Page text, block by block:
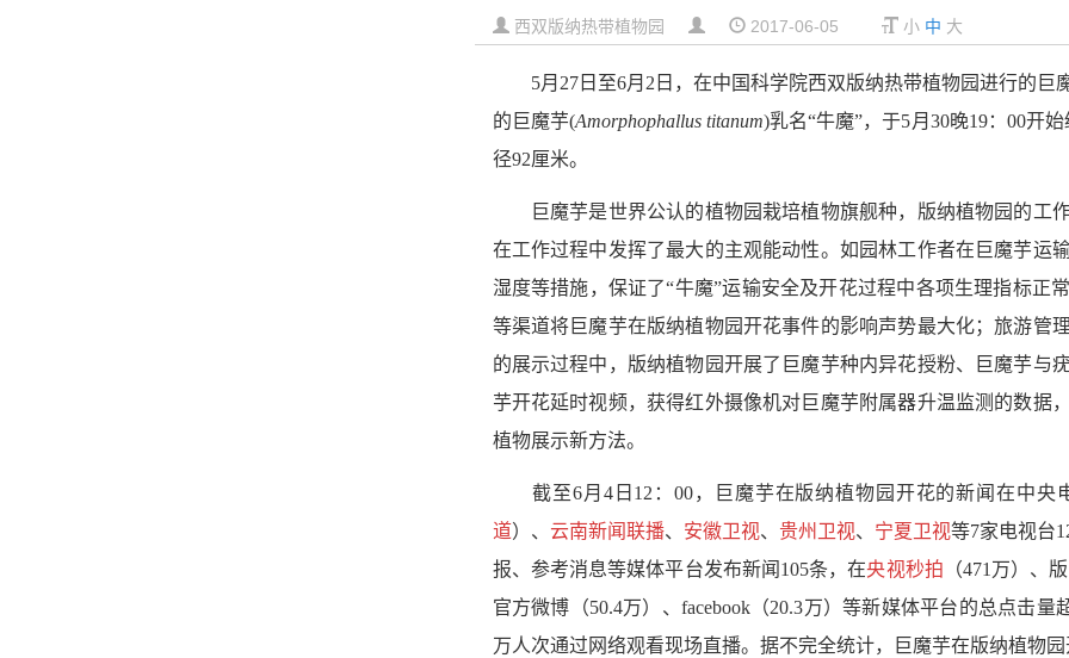
西双版纳热带植物园 2017-06-05 小 中 大
5月 27日至6月 2 日，在中国科学院西双版纳热带植物园进行的
的巨魔芋(Amorphophallus titanum)乳名“牛魔”，于5月 30晚19：00开始
径92厘米。
巨魔芋是世界公认的植物园栽培植物旗舰种，版纳植物园的工
在工作过程中发挥了最大的主观能动性。如园林工作者在巨魔芋运
湿度等措施，保证了“牛魔”运输安全及开花过程中各项生理指标正
等渠道将巨魔芋在版纳植物园开花事件的影响声势最大化；旅游管
的展示过程中，版纳植物园开展了巨魔芋种内异花授粉、巨魔芋与
芋开花延时视频，获得红外摄像机对巨魔芋附属器升温监测的数据
植物展示新方法。
截至6月 4日 12 ：00，巨魔芋在版纳植物园开花的新闻在中央
道）、 云南新闻联播、 安徽卫视、 贵州卫视、 宁夏卫视等7家电视台
报、参考消息等媒体平台发布新闻 105条，在央视秒拍 （471 万）、
官方微博（50.4万）、 facebook（20.3万）等新媒体平台的总点击量
万人次通过网络观看现场直播。 据不完全统计，巨魔芋在版纳植物